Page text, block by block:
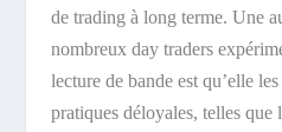
de trading à long terme. Une
nombreux day traders
lecture de bande est qu’elle
pratiques déloyales, telles que